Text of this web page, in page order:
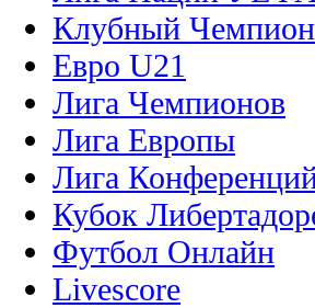
Клубный
Евро U21
Лига Чемпионов
Лига Европы
Лига
Кубок
Футбол Онлайн
Livescore